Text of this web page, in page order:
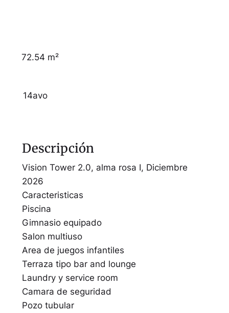
72.54 m²
14avo
Descripción
Vision Tower 2.0, alma rosa I, Diciembre
2026
Caracteristicas
Piscina
Gimnasio equipado
Salon multiuso
Area de juegos infantiles
Terraza tipo bar and lounge
Laundry y service room
Camara de seguridad
Pozo tubular